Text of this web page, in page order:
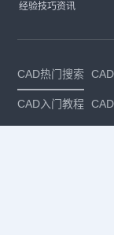
经验技巧资讯
CAD热门搜索
CAD入门教程